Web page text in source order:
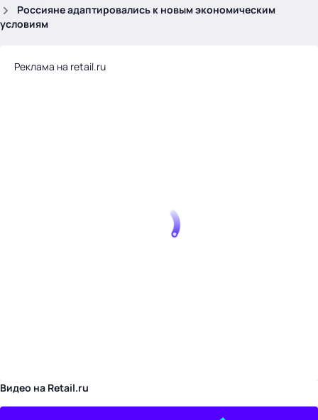
Россияне адаптировались к новым экономическим
условиям
Реклама на retail.ru
Видео на Retail.ru